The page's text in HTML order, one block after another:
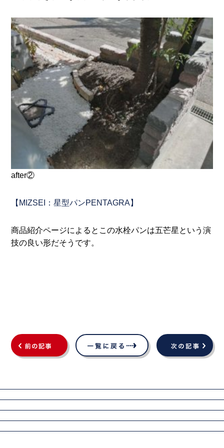
after②
【MIZSEI：星型パンPENTAGRA】
商品紹介ページによるとこの水栓パンは五芒星という演
技の良い形だそうです。